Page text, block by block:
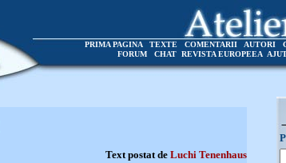
PRIMA PAGINA TEXTE COMENTARII AUTORI
FORUM
CHAT REVISTA EUROPEEA
Text postat de Luchi Tenenhaus